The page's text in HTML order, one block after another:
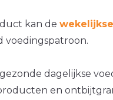
kan de
voedingspatroon.
dagelijkse
en